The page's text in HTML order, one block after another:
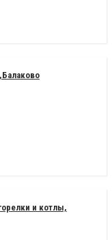
и котлы,